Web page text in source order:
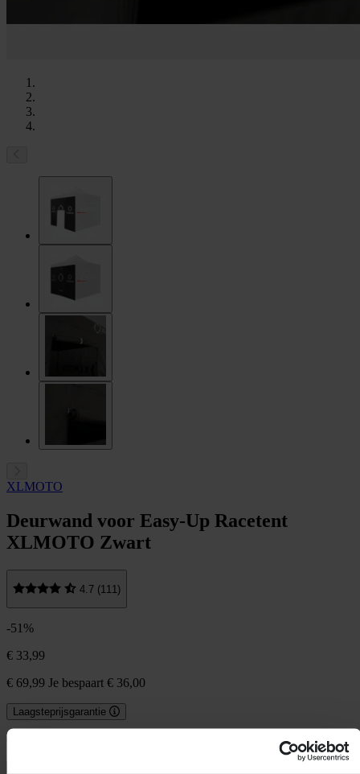
XLMOTO
Deurwand voor Easy-Up Racetent
XLMOTO Zwart
4.7 (111)
-51%
€ 33,99
€ 69,99 Je bespaart € 36,00
Laagsteprijsgarantie